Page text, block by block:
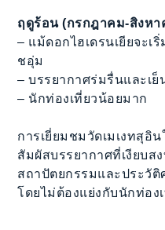
ฤดูร้อน (กรกฎาคม-สิงหา
– แม้ดอกไฮเดรนเยียจะเ
ชอุ่ม
– บรรยากาศร่มรื่นและเ
– นักท่องเที่ยวน้อยมาก
การเยี่ยมชมวัดเมเงทสุอิ
สัมผัสบรรยากาศที่เงียบส
สถาปัตยกรรมและประวัติ
โดยไม่ต้องแย่งกับนักท่อง